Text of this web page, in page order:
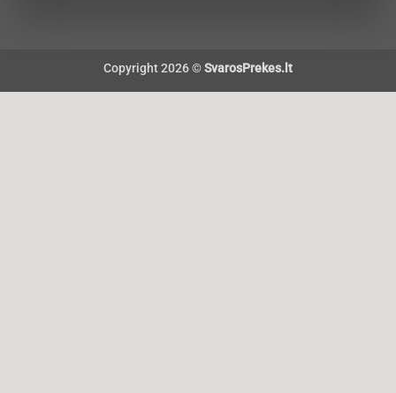
Copyright 2026 ©SvarosPrekes.lt